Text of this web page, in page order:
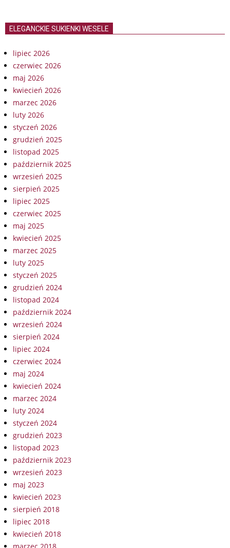
ELEGANCKIE SUKIENKI WESELE
lipiec 2026
czerwiec 2026
maj 2026
kwiecień 2026
marzec 2026
luty 2026
styczeń 2026
grudzień 2025
listopad 2025
październik 2025
wrzesień 2025
sierpień 2025
lipiec 2025
czerwiec 2025
maj 2025
kwiecień 2025
marzec 2025
luty 2025
styczeń 2025
grudzień 2024
listopad 2024
październik 2024
wrzesień 2024
sierpień 2024
lipiec 2024
czerwiec 2024
maj 2024
kwiecień 2024
marzec 2024
luty 2024
styczeń 2024
grudzień 2023
listopad 2023
październik 2023
wrzesień 2023
maj 2023
kwiecień 2023
sierpień 2018
lipiec 2018
kwiecień 2018